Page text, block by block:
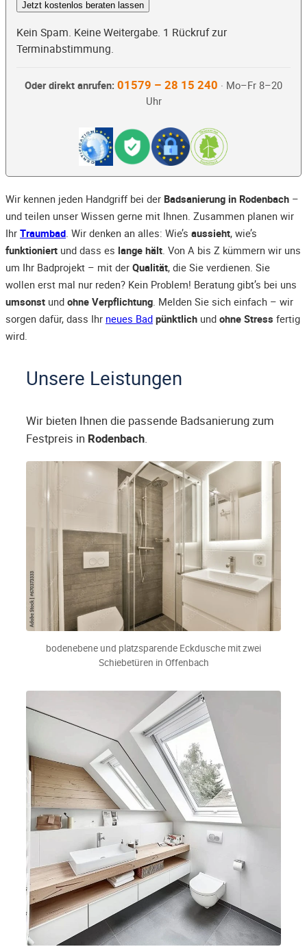
Jetzt kostenlos beraten lassen
Kein Spam. Keine Weitergabe. 1 Rückruf zur
Terminabstimmung.
Oder direkt anrufen: 01579 – 28 15 240 · Mo–Fr 8–20
Uhr
Wir kennen jeden Handgriff bei der Badsanierung in Rodenbach –
und teilen unser Wissen gerne mit Ihnen. Zusammen planen wir
Ihr Traumbad. Wir denken an alles: Wie’s aussieht, wie’s
funktioniert und dass es lange hält. Von A bis Z kümmern wir uns
um Ihr Badprojekt – mit der Qualität, die Sie verdienen. Sie
wollen erst mal nur reden? Kein Problem! Beratung gibt’s bei uns
umsonst und ohne Verpflichtung. Melden Sie sich einfach – wir
sorgen dafür, dass Ihr neues Bad pünktlich und ohne Stress fertig
wird.
Unsere Leistungen
Wir bieten Ihnen die passende Badsanierung zum
Festpreis in Rodenbach.
bodenebene und platzsparende Eckdusche mit zwei
Schiebetüren in Offenbach